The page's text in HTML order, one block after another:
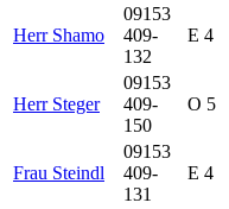
Herr Shamo
09153
409-
132
E 4
Herr Steger
09153
409-
150
O 5
Frau Steindl
09153
409-
131
E 4